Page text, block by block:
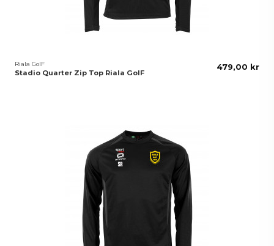
Riala GoIF
Stadio Quarter Zip Top Riala GoIF
479,00 kr